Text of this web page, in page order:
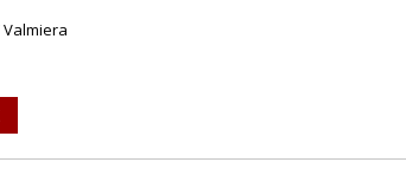
Valmiera